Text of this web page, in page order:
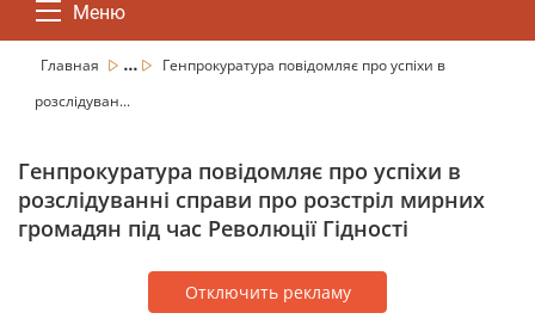
Меню
Главная ...
Генпрокуратура повідомляє про успіхи в
розслідуван...
Генпрокуратура повідомляє про успіхи в
розслідуванні справи про розстріл мирних
громадян під час Революції Гідності
Отключить рекламу